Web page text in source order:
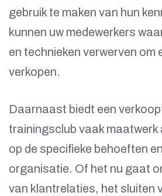
gebruik te maken van hun
kunnen uw medewerkers
en technieken verwerven om
verkopen.
Daarnaast biedt een
trainingsclub vaak
op de specifieke behoeften
organisatie. Of het nu gaat
van klantrelaties, het sluiten